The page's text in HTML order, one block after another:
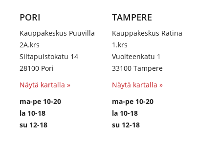
PORI
Kauppakeskus Puuvilla
2A.krs
Siltapuistokatu 14
28100 Pori
Näytä kartalla »
ma-pe 10-20
la 10-18
su 12-18
TAMPERE
Kauppakeskus Ratina
1.krs
Vuolteenkatu 1
33100 Tampere
Näytä kartalla »
ma-pe 10-20
la 10-18
su 12-18